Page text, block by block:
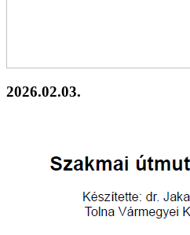
2026.02.03.